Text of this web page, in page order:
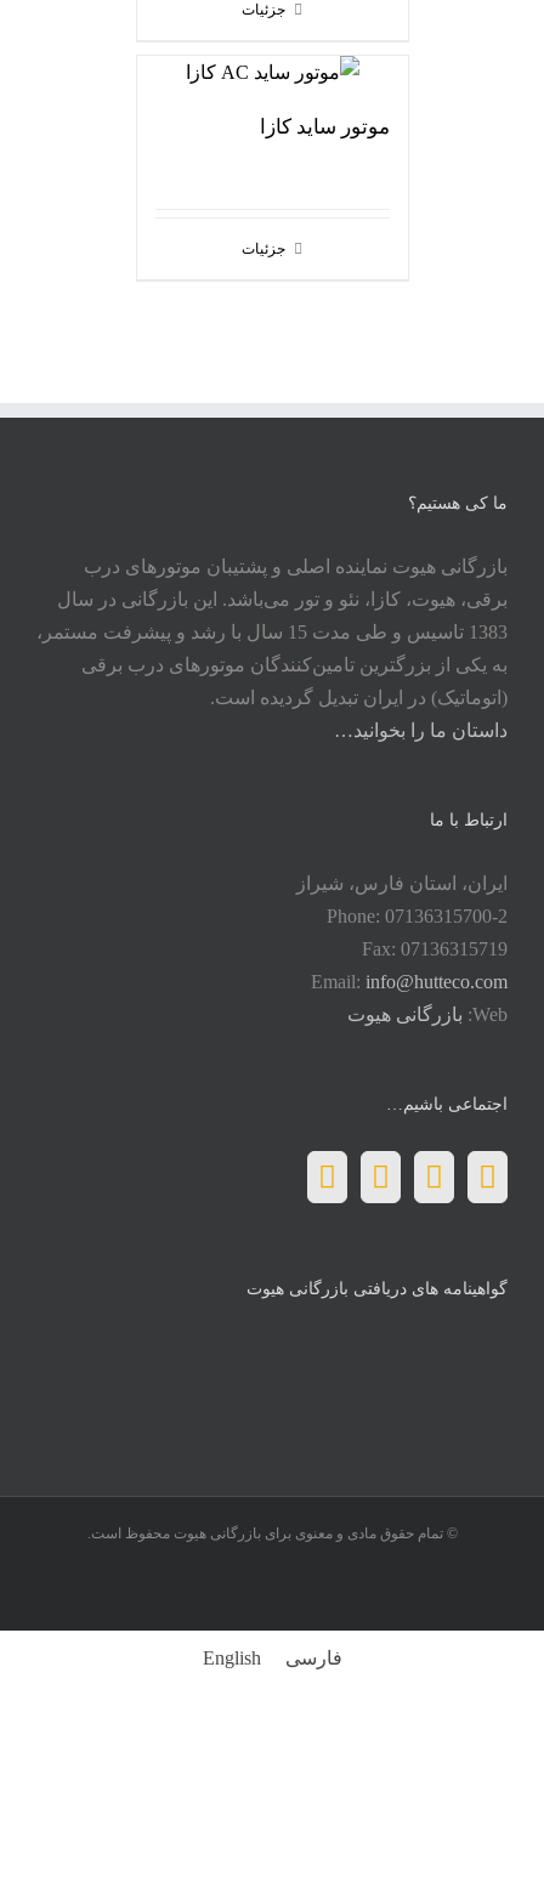
جزئیات
موتور ساید کازا
جزئیات
ما کی هستیم؟
بازرگانی هیوت نماینده اصلی و پشتیبان موتورهای درب
برقی، هیوت، کازا، نئو و تور می‌باشد. این بازرگانی در سال
1383 تاسیس و طی مدت 15 سال با رشد و پیشرفت مستمر،
به یکی از بزرگترین تامین‌کنندگان موتورهای درب برقی
(اتوماتیک) در ایران تبدیل گردیده است.
داستان ما را بخوانید…
ارتباط با ما
ایران، استان فارس، شیراز
Phone: 07136315700-2
Fax: 07136315719
Email: info@hutteco.com
Web: بازرگانی هیوت
اجتماعی باشیم…
گواهینامه های دریافتی بازرگانی هیوت
© تمام حقوق مادی و معنوی برای بازرگانی هیوت محفوظ است.
فارسی English